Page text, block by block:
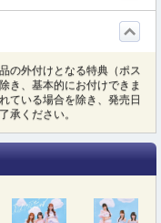
の外付けとなる特典（ポス
き、基本的にお付けできま
ている場合を除き、発売日
承ください。